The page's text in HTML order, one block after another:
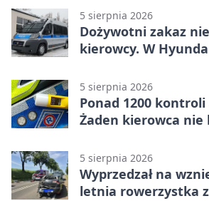
5 sierpnia 2026
Dożywotni zakaz
kierowcy. W
5 sierpnia 2026
Ponad 1200 kontroli
Żaden kierowca nie
5 sierpnia 2026
Wyprzedzał na
letnia rowerzystka